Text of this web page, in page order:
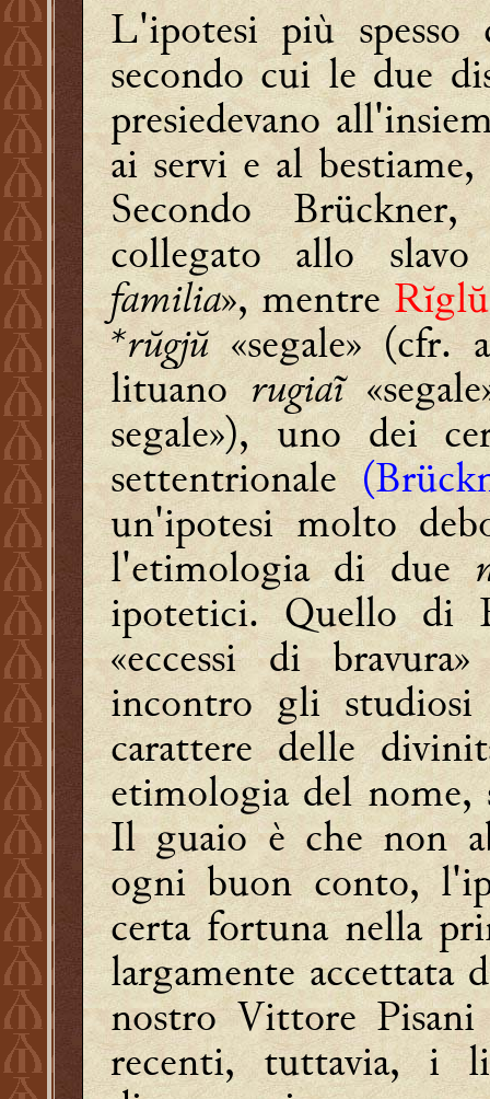
L'ipotesi più
secondo cui le due
presiedevano
ai servi e al
Secondo
collegato allo
familia», mentreRĭglŭ
*rŭgjŭ«segale» (cfr.
lituano rugiaĩ
segale»), uno dei
settentrionale
un'ipotesi molto
l'etimologia di due
ipotetici. Quello di
«eccessi di
incontro gli
carattere delle
etimologia del nome,
Il guaio è che non
ogni buon conto,
certa fortuna nella
largamente
nostro Vittore
recenti, tuttavia, i